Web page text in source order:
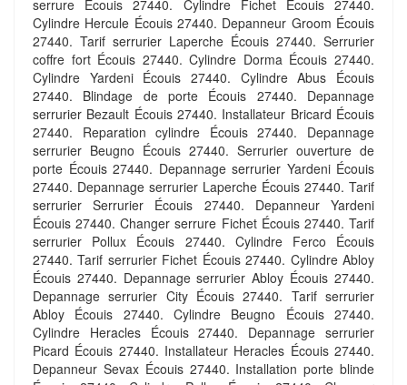
serrure Écouis 27440. Cylindre Fichet Écouis 27440.
Cylindre Hercule Écouis 27440. Depanneur Groom Écouis
27440. Tarif serrurier Laperche Écouis 27440. Serrurier
coffre fort Écouis 27440. Cylindre Dorma Écouis 27440.
Cylindre Yardeni Écouis 27440. Cylindre Abus Écouis
27440. Blindage de porte Écouis 27440. Depannage
serrurier Bezault Écouis 27440. Installateur Bricard Écouis
27440. Reparation cylindre Écouis 27440. Depannage
serrurier Beugno Écouis 27440. Serrurier ouverture de
porte Écouis 27440. Depannage serrurier Yardeni Écouis
27440. Depannage serrurier Laperche Écouis 27440. Tarif
serrurier Serrurier Écouis 27440. Depanneur Yardeni
Écouis 27440. Changer serrure Fichet Écouis 27440. Tarif
serrurier Pollux Écouis 27440. Cylindre Ferco Écouis
27440. Tarif serrurier Fichet Écouis 27440. Cylindre Abloy
Écouis 27440. Depannage serrurier Abloy Écouis 27440.
Depannage serrurier City Écouis 27440. Tarif serrurier
Abloy Écouis 27440. Cylindre Beugno Écouis 27440.
Cylindre Heracles Écouis 27440. Depannage serrurier
Picard Écouis 27440. Installateur Heracles Écouis 27440.
Depanneur Sevax Écouis 27440. Installation porte blinde